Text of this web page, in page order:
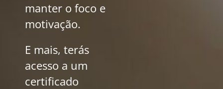
manter o foco e
motivação.
E mais, terás
acesso a um
certificado